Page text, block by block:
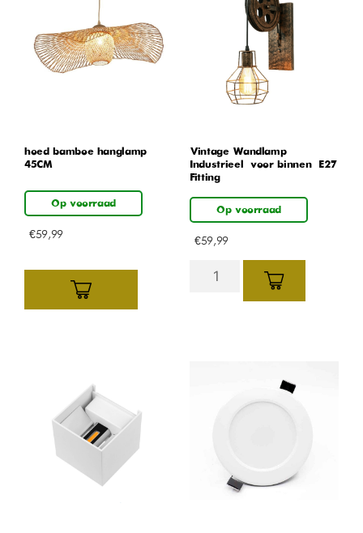
hoed bamboe hanglamp
45CM
Op voorraad
€59,99
Vintage Wandlamp –
Industrieel – voor binnen – E27
Fitting
Op voorraad
€59,99